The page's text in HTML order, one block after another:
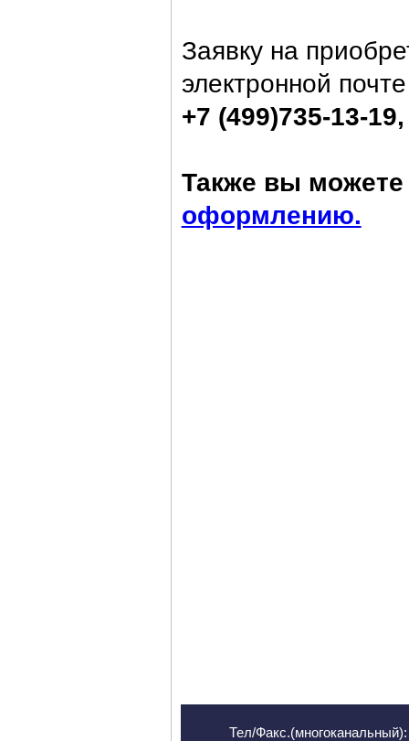
Заявку на
электронной
+7 (499)735-13-
Также вы
оформлению.
Тел/